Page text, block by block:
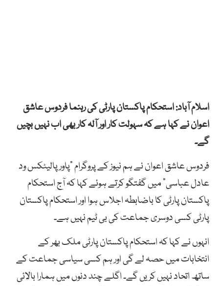
اسلام آباد: استحکام پاکستان پارٹی کی رہنما فردوس عاشق
اعوان نے کہا ہے کہ سہولت کار اور آلہ کار بھی اب نہیں بچیں
گے۔
فردوس عاشق اعوان نے ہم نیوز کے پروگرام “پاور پالیٹکس ود
عادل عباسی” میں گفتگو کرتے ہوئے کہا کہ آج استحکام
پاکستان پارٹی کا باضابطہ اجلاس ہوا اور استحکام پاکستان
پارٹی کسی دوسری جماعت کی بی ٹیم نہیں ہے۔
انہوں نے کہا کہ استحکام پاکستان پارٹی ملک بھر کے
انتخابات میں حصہ لے گی اور ہم کسی سیاسی جماعت کے
ساتھ اتحاد نہیں کریں گے۔ اگلے چند دنوں میں ہمارا بالائی